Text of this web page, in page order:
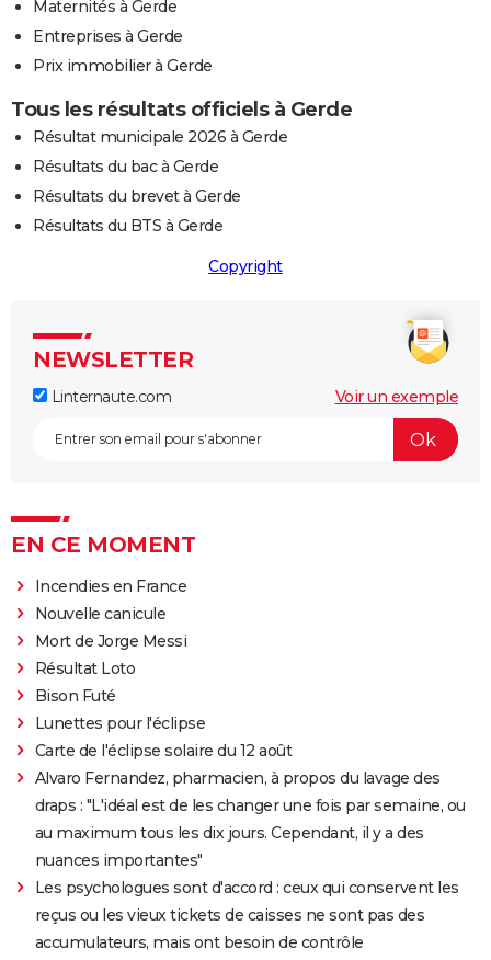
Maternités à Gerde
Entreprises à Gerde
Prix immobilier à Gerde
Tous les résultats officiels à Gerde
Résultat municipale 2026 à Gerde
Résultats du bac à Gerde
Résultats du brevet à Gerde
Résultats du BTS à Gerde
Copyright
NEWSLETTER
Linternaute.com Voir un exemple
EN CE MOMENT
Incendies en France
Nouvelle canicule
Mort de Jorge Messi
Résultat Loto
Bison Futé
Lunettes pour l'éclipse
Carte de l'éclipse solaire du 12 août
Alvaro Fernandez, pharmacien, à propos du lavage des
draps : "L'idéal est de les changer une fois par semaine, ou
au maximum tous les dix jours. Cependant, il y a des
nuances importantes"
Les psychologues sont d'accord : ceux qui conservent les
reçus ou les vieux tickets de caisses ne sont pas des
accumulateurs, mais ont besoin de contrôle